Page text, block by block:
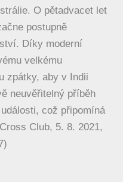
O pětadvacet let
postupně
Díky moderní
velkému
zpátky, aby v Indii
neuvěřitelný příběh
což připomíná
Club, 5. 8. 2021,